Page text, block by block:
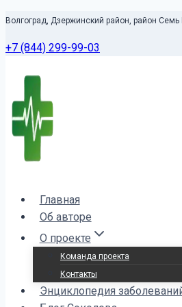
Перейти
контенту
Волгоград, Дзержинский район, район
+7 (844) 299-99-03
Главная
Об авторе
О проекте
Команда проекта
Контакты
Энциклопедия